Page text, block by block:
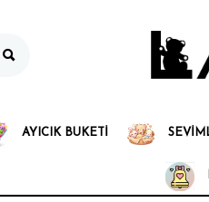
AYICIK BUKETİ